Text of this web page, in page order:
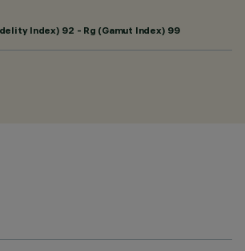
Index) 92 - Rg (Gamut Index) 99